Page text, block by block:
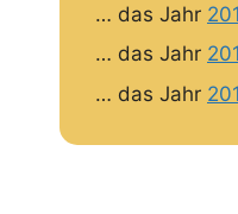
… das Jahr
… das Jahr
… das Jahr